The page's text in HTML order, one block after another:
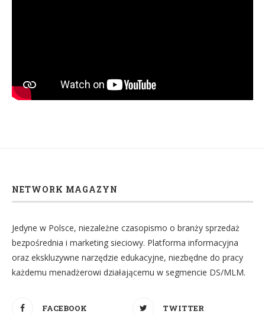
NETWORK MAGAZYN
Jedyne w Polsce, niezależne czasopismo o branży sprzedaż
bezpośrednia i marketing sieciowy. Platforma informacyjna
oraz ekskluzywne narzędzie edukacyjne, niezbędne do pracy
każdemu menadżerowi działającemu w segmencie DS/MLM.
FACEBOOK TWITTER